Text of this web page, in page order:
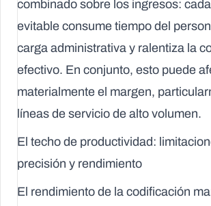
combinado sobre los ingresos:
evitable consume tiempo del
carga administrativa y ralentiza la
efectivo. En conjunto, esto puede
materialmente el margen,
líneas de servicio de alto volumen.
El techo de productividad:
precisión y rendimiento
El rendimiento de la codificación